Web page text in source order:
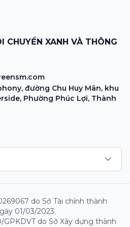
CHUYỂN XANH VÀ THÔNG
đường Chu Huy Mân, khu
Phường Phúc Lợi, Thành
do Sở Tài chính thành
01/03/2023.
GPKDVT do Sở Xây dựng thành